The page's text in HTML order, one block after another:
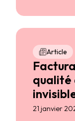
Article
qualité
votre
21 janvier